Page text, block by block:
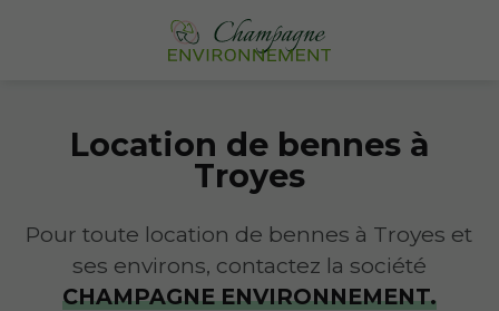
Location de bennes à
Troyes
Pour toute location de bennes à Troyes et
ses environs, contactez la société
CHAMPAGNE ENVIRONNEMENT.